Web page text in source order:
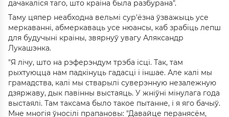
дачакаліся таго, што краіна была разбурана".
Таму цяпер неабходна вельмі сур'ёзна ўзважыць усе
меркаванні, абмеркаваць усе нюансы, каб зрабіць лепш
для будучыні краіны, звярнуў увагу Аляксандр
Лукашэнка.
"Я лічу, што на рэферэндум трэба ісці. Так, там
рыхтуюцца нам падкінуць гадасці і іншае. Але калі мы
грамадства, калі мы стварылі суверэнную незалежную
дзяржаву, дык павінны выстаяць. У жніўні мінулага года
выстаялі. Там таксама было такое пытанне, і я яго бачыў.
Мне многія ўносілі прапановы: "Давайце перанясём,